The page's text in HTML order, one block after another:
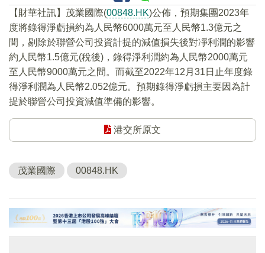
【財華社訊】茂業國際(00848.HK)公佈，預期集團2023年
度將錄得淨虧損約為人民幣6000萬元至人民幣1.3億元之
間，剔除於聯營公司投資計提的減值損失後對凈利潤的影響
約人民幣1.5億元(稅後)，錄得淨利潤約為人民幣2000萬元
至人民幣9000萬元之間。而截至2022年12月31日止年度錄
得淨利潤為人民幣2.052億元。預期錄得淨虧損主要因為計
提於聯營公司投資減值準備的影響。
港交所原文
茂業國際 00848.HK